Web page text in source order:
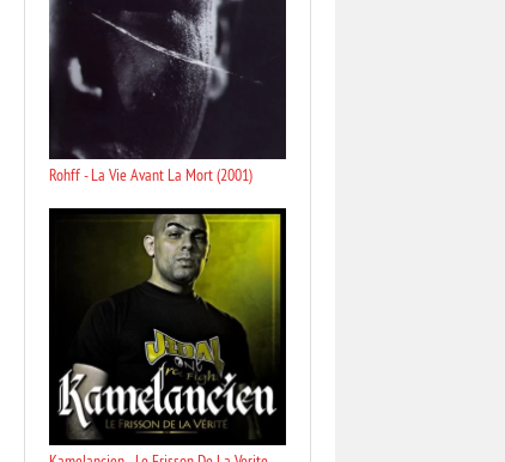
Rohff - La Vie Avant La Mort (2001)